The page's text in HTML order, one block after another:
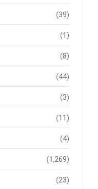
(39)
(1)
(8)
(44)
(3)
(11)
(4)
(1,269)
(23)